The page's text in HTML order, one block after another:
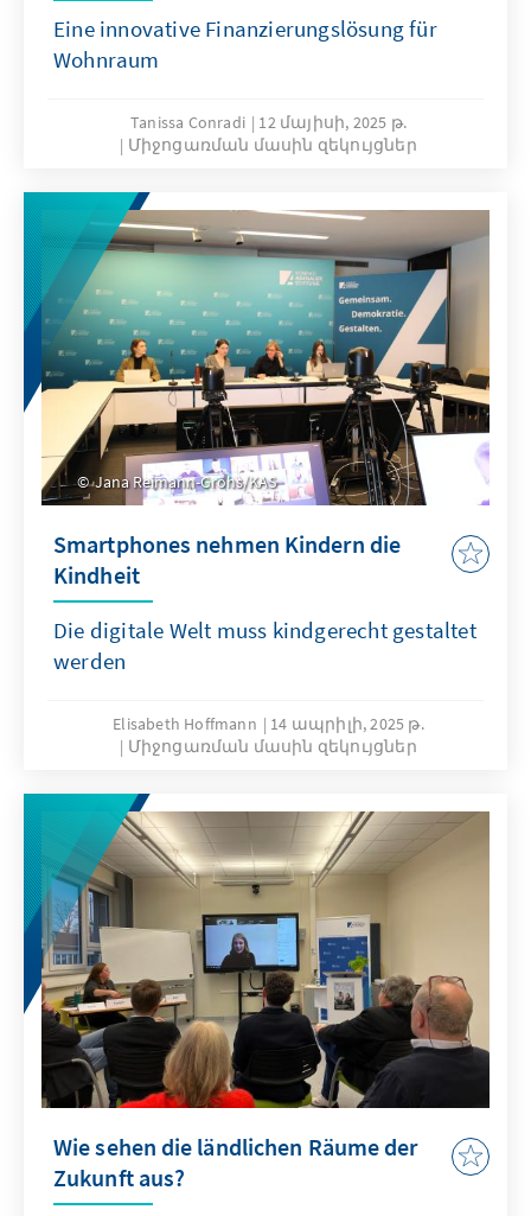
Eine innovative Finanzierungslösung für
Wohnraum
Tanissa Conradi
12 մայիսի, 2025 թ.
Միջոցառման մասին զեկույցներ
Jana Reimann-Grohs/KAS
Smartphones nehmen Kindern die
Kindheit
Die digitale Welt muss kindgerecht gestaltet
werden
Elisabeth Hoffmann
14 ապրիլի, 2025 թ.
Միջոցառման մասին զեկույցներ
Wie sehen die ländlichen Räume der
Zukunft aus?